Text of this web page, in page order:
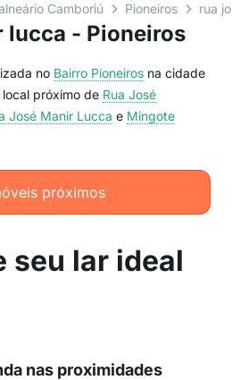
Camboriú Pioneiros rua
lucca - Pioneiros
no Bairro Pioneiros na cidade
local próximo de Rua José
José Manir Lucca e Mingote
próximos
seu lar ideal
nas proximidades